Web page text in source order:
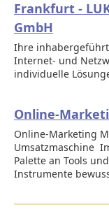
Frankfurt -
GmbH
Ihre
Internet- und
individuelle
Online-
Online-Marketing
Umsatzmaschine
Palette an Tools
Instrumente